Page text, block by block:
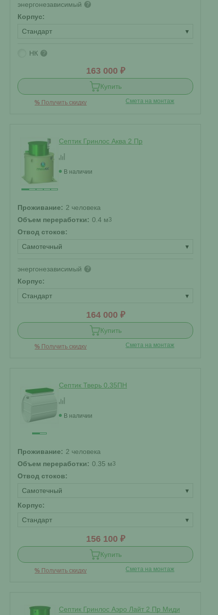
энергонезависимый ?
Корпус:
Стандарт
▾
НК ?
163 000 ₽
Купить
% Получить скидку Смета на монтаж
Септик Гринлос Аква 2 Пр
В наличии
Проживание: 2 человека
Объем переработки: 0.4 м3
Отвод стоков:
Самотечный
▾
энергонезависимый ?
Корпус:
Стандарт
▾
164 000 ₽
Купить
% Получить скидку Смета на монтаж
Септик Тверь 0,35ПН
В наличии
Проживание: 2 человека
Объем переработки: 0.35 м3
Отвод стоков:
Самотечный
▾
Корпус:
Стандарт
▾
156 100 ₽
Купить
% Получить скидку Смета на монтаж
Септик Гринлос Аэро Лайт 2 Пр Миди